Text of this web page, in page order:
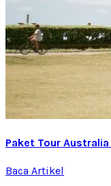
Paket Tour Australia
Baca Artikel